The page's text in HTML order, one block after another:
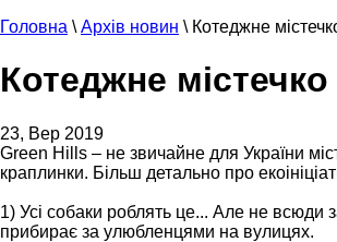
Головна \ Архів новин \ Котеджне
Котеджне
23, Вер 2019
Green Hills – не звичайне для України
краплинки. Більш детально про
1) Усі собаки роблять це... Але не
прибирає за улюбленцями на вулицях.